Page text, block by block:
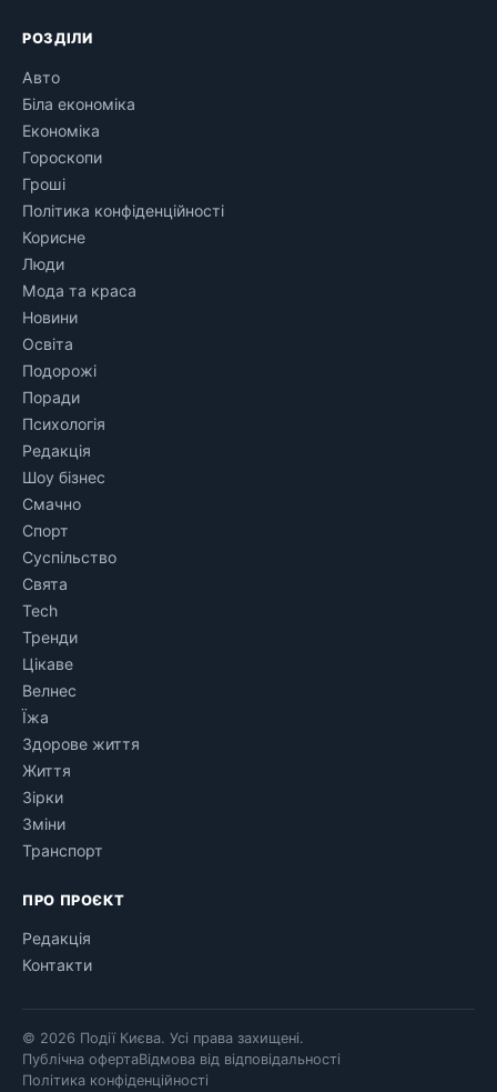
РОЗДІЛИ
Авто
Біла економіка
Економіка
Гороскопи
Гроші
Політика конфіденційності
Корисне
Люди
Мода та краса
Новини
Освіта
Подорожі
Поради
Психологія
Редакція
Шоу бізнес
Смачно
Спорт
Суспільство
Свята
Tech
Тренди
Цікаве
Велнес
Їжа
Здорове життя
Життя
Зірки
Зміни
Транспорт
ПРО ПРОЄКТ
Редакція
Контакти
© 2026 Події Києва. Усі права захищені.
Публічна офертаВідмова від відповідальності
Політика конфіденційності